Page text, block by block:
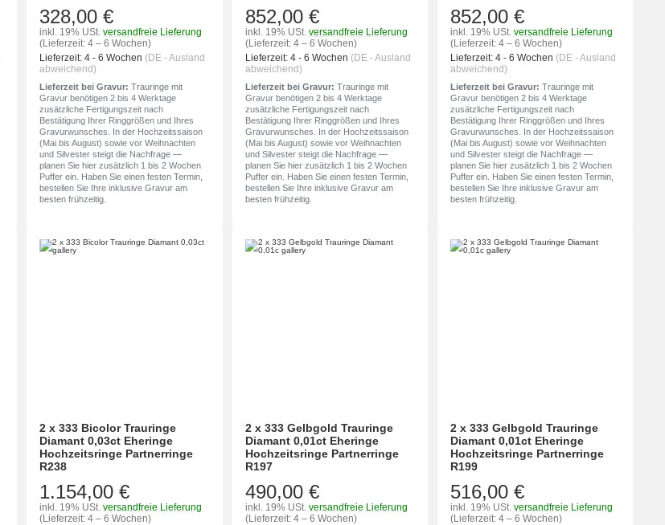
328,00 €
inkl. 19% USt. versandfreie Lieferung
(Lieferzeit: 4 – 6 Wochen)
Lieferzeit: 4 - 6 Wochen (DE - Ausland
abweichend)
Lieferzeit bei Gravur: Trauringe mit
Gravur benötigen 2 bis 4 Werktage
zusätzliche Fertigungszeit nach
Bestätigung Ihrer Ringgrößen und Ihres
Gravurwunsches. In der Hochzeitssaison
(Mai bis August) sowie vor Weihnachten
und Silvester steigt die Nachfrage —
planen Sie hier zusätzlich 1 bis 2 Wochen
Puffer ein. Haben Sie einen festen Termin,
bestellen Sie Ihre inklusive Gravur am
besten frühzeitig.
852,00 €
inkl. 19% USt. versandfreie Lieferung
(Lieferzeit: 4 – 6 Wochen)
Lieferzeit: 4 - 6 Wochen (DE - Ausland
abweichend)
Lieferzeit bei Gravur: Trauringe mit
Gravur benötigen 2 bis 4 Werktage
zusätzliche Fertigungszeit nach
Bestätigung Ihrer Ringgrößen und Ihres
Gravurwunsches. In der Hochzeitssaison
(Mai bis August) sowie vor Weihnachten
und Silvester steigt die Nachfrage —
planen Sie hier zusätzlich 1 bis 2 Wochen
Puffer ein. Haben Sie einen festen Termin,
bestellen Sie Ihre inklusive Gravur am
besten frühzeitig.
852,00 €
inkl. 19% USt. versandfreie Lieferung
(Lieferzeit: 4 – 6 Wochen)
Lieferzeit: 4 - 6 Wochen (DE - Ausland
abweichend)
Lieferzeit bei Gravur: Trauringe mit
Gravur benötigen 2 bis 4 Werktage
zusätzliche Fertigungszeit nach
Bestätigung Ihrer Ringgrößen und Ihres
Gravurwunsches. In der Hochzeitssaison
(Mai bis August) sowie vor Weihnachten
und Silvester steigt die Nachfrage —
planen Sie hier zusätzlich 1 bis 2 Wochen
Puffer ein. Haben Sie einen festen Termin,
bestellen Sie Ihre inklusive Gravur am
besten frühzeitig.
2 x 333 Bicolor Trauringe
Diamant 0,03ct Eheringe
Hochzeitsringe Partnerringe
R238
1.154,00 €
inkl. 19% USt. versandfreie Lieferung
(Lieferzeit: 4 – 6 Wochen)
2 x 333 Gelbgold Trauringe
Diamant 0,01ct Eheringe
Hochzeitsringe Partnerringe
R197
490,00 €
inkl. 19% USt. versandfreie Lieferung
(Lieferzeit: 4 – 6 Wochen)
2 x 333 Gelbgold Trauringe
Diamant 0,01ct Eheringe
Hochzeitsringe Partnerringe
R199
516,00 €
inkl. 19% USt. versandfreie Lieferung
(Lieferzeit: 4 – 6 Wochen)